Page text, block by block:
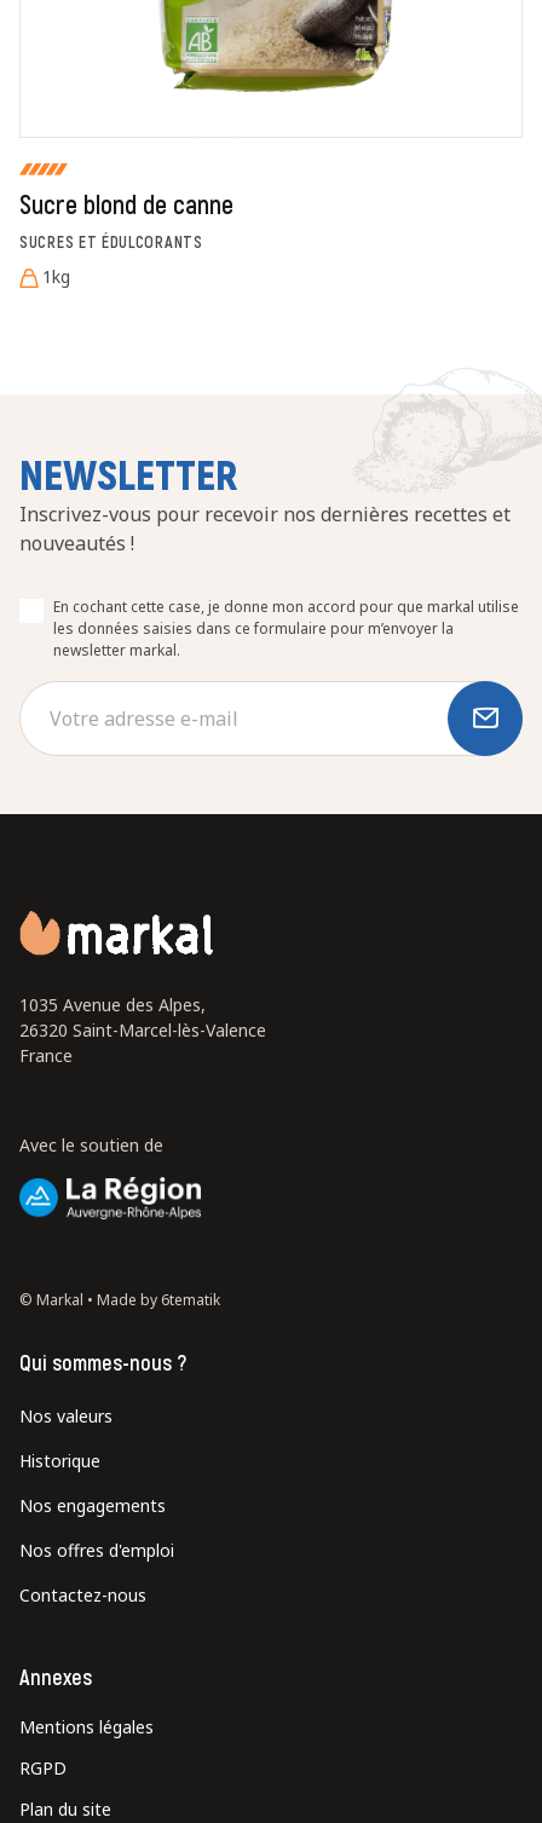
Fermer Envoyer
Sucre blond de canne
SUCRES ET ÉDULCORANTS
1kg
NEWSLETTER
Inscrivez-vous pour recevoir nos dernières recettes et
nouveautés !
En cochant cette case, je donne mon accord pour que markal utilise
les données saisies dans ce formulaire pour m’envoyer la
newsletter markal.
1035 Avenue des Alpes,
26320 Saint-Marcel-lès-Valence
France
Avec le soutien de
© Markal • Made by 6tematik
Qui sommes-nous ?
Nos valeurs
Historique
Nos engagements
Nos offres d'emploi
Contactez-nous
Annexes
Mentions légales
RGPD
Plan du site